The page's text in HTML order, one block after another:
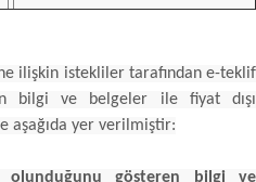
ilişkin istekliler tarafından e-teklif
bilgi ve belgeler ile fiyat dışı
aşağıda yer verilmiştir:
olunduğunu gösteren bilgi ve